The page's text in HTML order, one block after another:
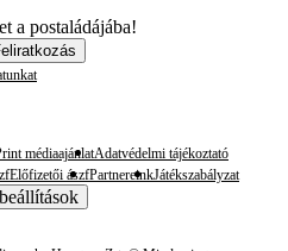
a postaládájába!
médiaajánlatAdatvédelmi tájékoztató
Előfizetői ászfPartnereinkJátékszabályzat